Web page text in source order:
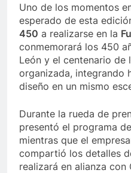
Uno de los momentos
esperado de esta
450 a realizarse en la
conmemorará los 450
León y el centenario de
organizada, integrando
diseño en un mismo
Durante la rueda de
presentó el programa
mientras que el
compartió los detalles
realizará en alianza con